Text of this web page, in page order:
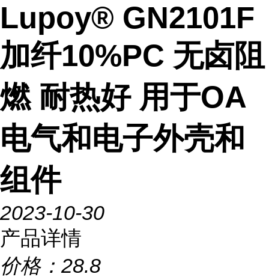
Lupoy® GN2101F
加纤10%PC 无卤阻
燃 耐热好 用于OA
电气和电子外壳和
组件
2023-10-30
产品详情
价格： 28.8